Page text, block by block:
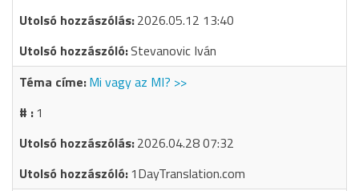
2026.05.12 13:40
Stevanovic Iván
Mi vagy az MI? >>
1
2026.04.28 07:32
1DayTranslation.com